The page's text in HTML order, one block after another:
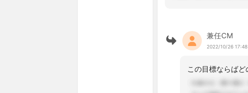
兼任CM
2022/10/26 17:48